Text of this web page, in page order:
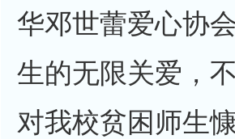
华邓世蕾爱心协
生的无限关爱，
对我校贫困师生